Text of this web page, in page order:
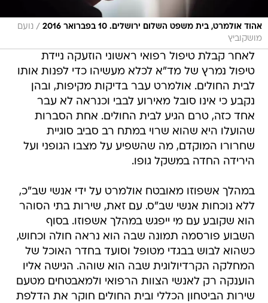
אהוד אולמרט, בית משפט השלום ירושלים. 10 בפברואר 2016 / נועם
מושקוביץ
לאחר קבלת טיפול רפואי ראשוני הוזעקה ניידת
טיפול נמרץ של מד"א לכלא מעשיהו כדי לפנות אותו
לבית החולים. אולמרט עבר בדיקות מקיפות, ובהן
נקבע כי אינו סובל מאירוע לבבי וכנראה לא עבר
אחד כזה, טרם הגיע לבית החולים. אחת הסברות
שהועלו היא שהוא שרוי במתח רב סביב סוגיית
שחרורו המוקדם, מה שהשפיע על מצבו הגופני ועל
הירידה החדה במשקל גופו.
במהלך אשפוזו מאובטח אולמרט על ידי אנשי שב"כ,
ללא נוכחות אנשי שב"ס. עם זאת, שירות בתי הסוהר
הוא שקובע עם מי ייפגש במהלך אשפוזו. בסוף
השבוע פורסמה תמונה שבה הוא נראה חולה וכחוש,
כשהוא לבוש בבגדי מטופל וסועד בחדר האוכל של
המחלקה הקרדיולוגית שבה הוא שוהה. הגישה אליו
הוענקה רק לאנשי הצוות הרפואי ולמאבטחים מטעם
שירות הביטחון הכללי ובית החולים חוקר את הדלפת